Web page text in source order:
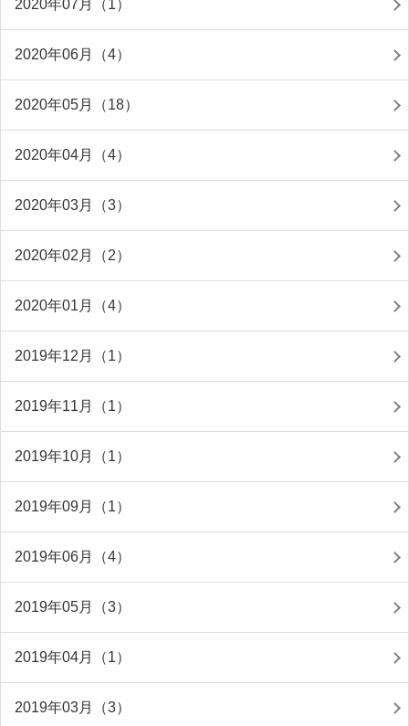
2020年07月（1）
2020年06月（4）
2020年05月（18）
2020年04月（4）
2020年03月（3）
2020年02月（2）
2020年01月（4）
2019年12月（1）
2019年11月（1）
2019年10月（1）
2019年09月（1）
2019年06月（4）
2019年05月（3）
2019年04月（1）
2019年03月（3）